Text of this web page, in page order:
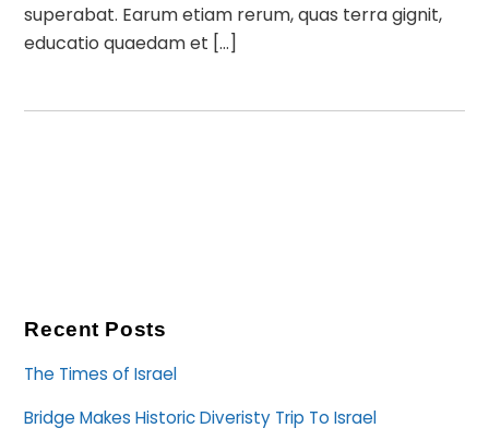
superabat. Earum etiam rerum, quas terra gignit,
educatio quaedam et […]
Recent Posts
The Times of Israel
Bridge Makes Historic Diveristy Trip To Israel